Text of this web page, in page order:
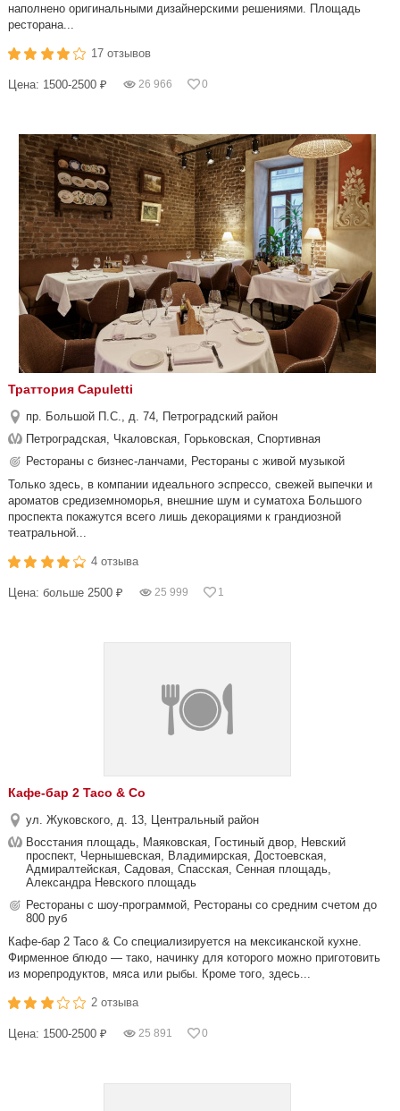
наполнено оригинальными дизайнерскими решениями. Площадь
ресторана...
17 отзывов
Цена: 1500-2500 ₽ 26 966 0
Траттория Capuletti
пр. Большой П.С., д. 74, Петроградский район
Петроградская, Чкаловская, Горьковская, Спортивная
Рестораны с бизнес-ланчами, Рестораны с живой музыкой
Только здесь, в компании идеального эспрессо, свежей выпечки и
ароматов средиземноморья, внешние шум и суматоха Большого
проспекта покажутся всего лишь декорациями к грандиозной
театральной...
4 отзыва
Цена: больше 2500 ₽ 25 999 1
Кафе-бар 2 Taco & Co
ул. Жуковского, д. 13, Центральный район
Восстания площадь, Маяковская, Гостиный двор, Невский
проспект, Чернышевская, Владимирская, Достоевская,
Адмиралтейская, Садовая, Спасская, Сенная площадь,
Александра Невского площадь
Рестораны с шоу-программой, Рестораны со средним счетом до
800 руб
Кафе-бар 2 Taco & Co специализируется на мексиканской кухне.
Фирменное блюдо — тако, начинку для которого можно приготовить
из морепродуктов, мяса или рыбы. Кроме того, здесь...
2 отзыва
Цена: 1500-2500 ₽ 25 891 0